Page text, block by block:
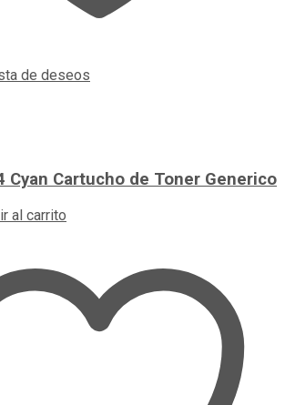
de deseos
Cyan Cartucho de Toner Generico
al carrito